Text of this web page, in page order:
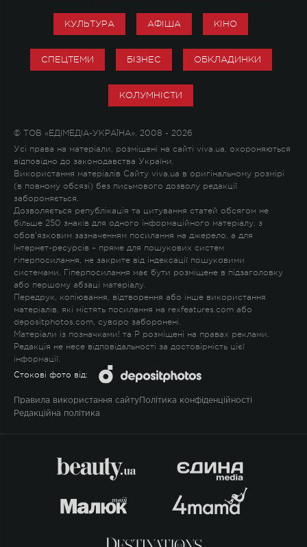
КУЛЬТУРА АФІША КІНО
СПЕЦТЕМИ БІЗНЕС ОБКЛАДИНКИ
КОЛУМНІСТИ
© ТОВ «ЕДІМЕДІА-УКРАЇНА», 2008 - 2026
Усі права на матеріали, розміщені на сайті viva.ua, охороняються
відповідно до законодавства України.
Використання матеріалів Сайту viva.ua в оригінальному розмірі
(в повному обсязі) без письмового дозволу редакції
забороняється.
Дозволяється републікація та цитування статей обсягом не
більше 250 знаків для одного інформаційного матеріалу, з
обов'язковим зазначенням посилання на джерело, а для
Інтернет-ресурсів – пряме для пошукових систем
гіперпосилання, не закрите від індексації пошуковими
системами. Гіперпосилання має бути розміщене в підзаголовку
або першому абзаці матеріалу.
Передрук, копіювання, відтворення або інше використання
матеріалів, які містять посилання на rexfeatures.com або
depositphotos.com, суворо заборонені.
Матеріали із позначками! та P розміщені на правах реклами.
Редакція не несе відповідальності за достовірність цієї
інформації.
Стокові фото від:
Правила використання сайту Політика конфіденційності
Редакційна політика